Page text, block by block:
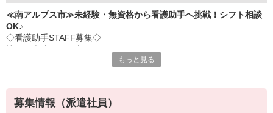
≪南アルプス市≫未経験・無資格から看護助手へ挑戦！シフト相談
OK♪
◇看護助手STAFF募集◇
ナースさんや患者さんをサポートするお仕事です♪
・シーツ交換
・病室の清掃
もっと見る
募集情報（派遣社員）